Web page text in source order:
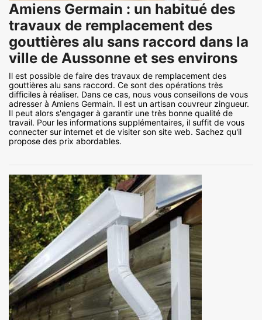
Amiens Germain : un habitué des
travaux de remplacement des
gouttières alu sans raccord dans la
ville de Aussonne et ses environs
Il est possible de faire des travaux de remplacement des
gouttières alu sans raccord. Ce sont des opérations très
difficiles à réaliser. Dans ce cas, nous vous conseillons de vous
adresser à Amiens Germain. Il est un artisan couvreur zingueur.
Il peut alors s'engager à garantir une très bonne qualité de
travail. Pour les informations supplémentaires, il suffit de vous
connecter sur internet et de visiter son site web. Sachez qu'il
propose des prix abordables.